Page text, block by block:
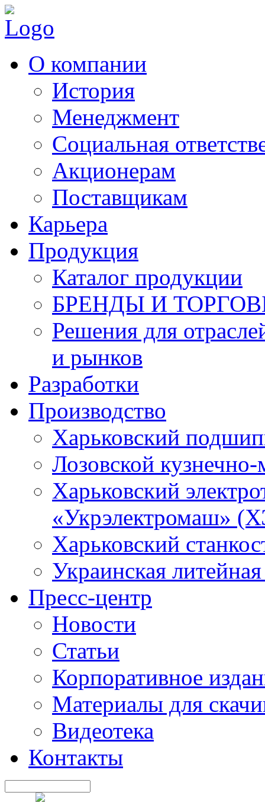
О компании
История
Менеджмент
Социальная
Акционерам
Поставщикам
Карьера
Продукция
Каталог продукции
БРЕНДЫ И
Решения для
и рынков
Разработки
Производство
Харьковский
Лозовской
Харьковский
«Укрэлектромаш»
Харьковский
Украинская
Пресс-центр
Новости
Статьи
Корпоративное
Материалы для
Видеотека
Контакты